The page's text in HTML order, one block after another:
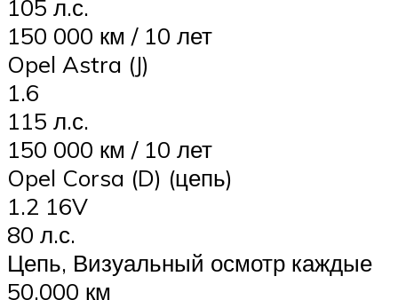
105 л.с.
150 000 км / 10 лет
Opel Astra (J)
1.6
115 л.с.
150 000 км / 10 лет
Opel Corsa (D) (цепь)
1.2 16V
80 л.с.
Цепь, Визуальный осмотр каждые
50,000 км